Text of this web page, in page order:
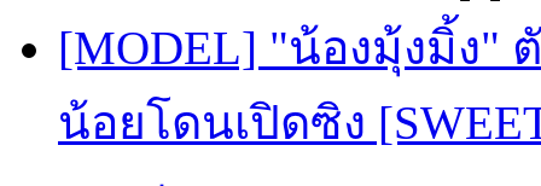
[MODEL] "น้องมุ้งมิ้ง"
น้อยโดนเปิดซิง